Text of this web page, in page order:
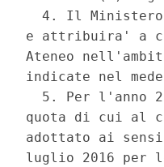
4. Il
e attribuira' a
Ateneo
indicate nel
5. Per l'anno
quota di cui al
adottato ai
luglio 2016 per